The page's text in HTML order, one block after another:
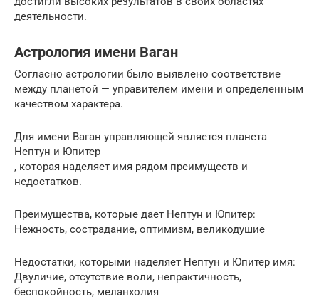
деятельности.
Астрология имени Ваган
Согласно астрологии было выявлено соответствие
между планетой — управителем имени и определенным
качеством характера.
Для имени Ваган управляющей является планета
Нептун и Юпитер
, которая наделяет имя рядом преимуществ и
недостатков.
Преимущества, которые дает Нептун и Юпитер:
Нежность, сострадание, оптимизм, великодушие
Недостатки, которыми наделяет Нептун и Юпитер имя:
Двуличие, отсутствие воли, непрактичность,
беспокойность, меланхолия